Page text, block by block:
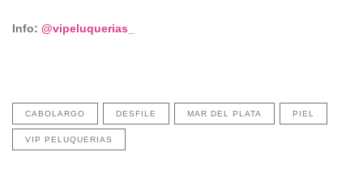
Info: @vipeluquerias_
CABOLARGO DESFILE MAR DEL PLATA PIEL
VIP PELUQUERIAS